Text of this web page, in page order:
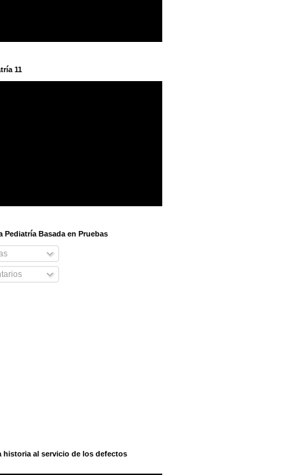
11
Pediatría Basada en Pruebas
historia al servicio de los defectos